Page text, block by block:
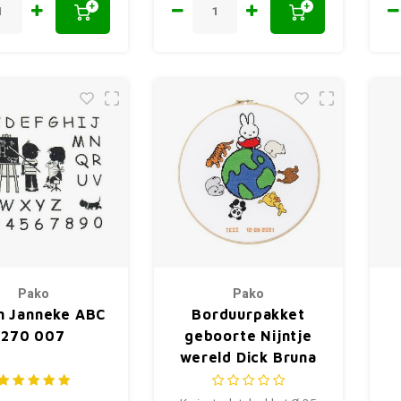
+ +
Pako
Janneke ABC
270 007
Pako
Borduurpakket
geboorte Nijntje
wereld Dick Bruna
276.054